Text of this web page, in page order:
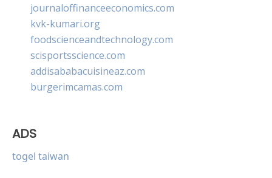
journaloffinanceeconomics.com
kvk-kumari.org
foodscienceandtechnology.com
scisportsscience.com
addisababacuisineaz.com
burgerimcamas.com
ADS
togel taiwan